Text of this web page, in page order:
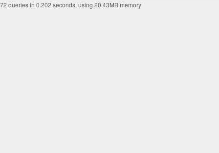
72 queries in 0.202 seconds, using 20.43MB memory